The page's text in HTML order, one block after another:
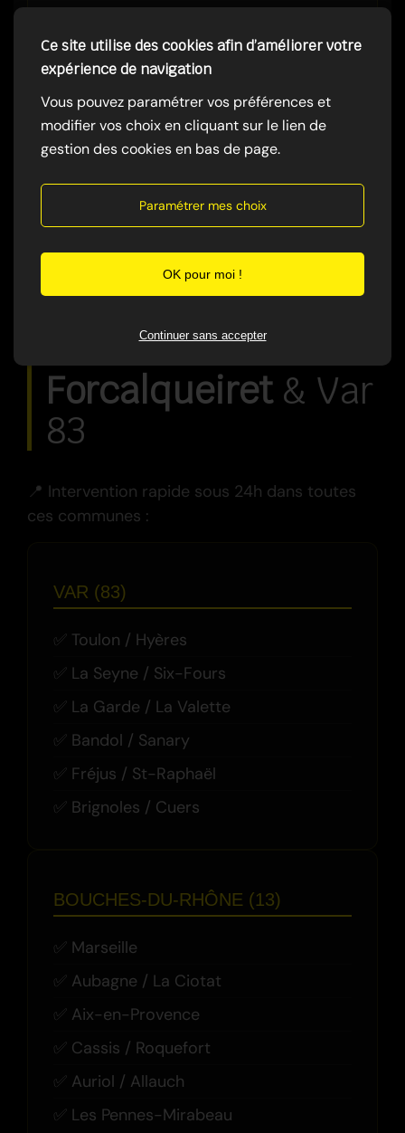
Zones
d'Intervention — à
Forcalqueiret & Var
83
📍 Intervention rapide sous 24h dans toutes
ces communes :
VAR (83)
Toulon / Hyères
La Seyne / Six-Fours
La Garde / La Valette
Bandol / Sanary
Fréjus / St-Raphaël
Brignoles / Cuers
BOUCHES-DU-RHÔNE (13)
Marseille
Aubagne / La Ciotat
Aix-en-Provence
Cassis / Roquefort
Auriol / Allauch
Les Pennes-Mirabeau
Ce site utilise des cookies afin d’améliorer votre
expérience de navigation
Vous pouvez paramétrer vos préférences et
modifier vos choix en cliquant sur le lien de
gestion des cookies en bas de page.
Paramétrer mes choix
OK pour moi !
Continuer sans accepter